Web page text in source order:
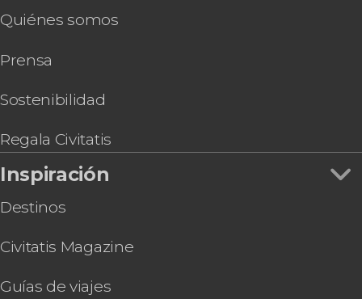
Ruta Machame de 9 días por el Kilimanjaro
Ruta Lemosho de 10 días por el Kilimanjaro
Visita guiada por el mercado masái
Quiénes somos
Prensa
Sostenibilidad
Regala Civitatis
Inspiración
Destinos
Civitatis Magazine
Guías de viajes